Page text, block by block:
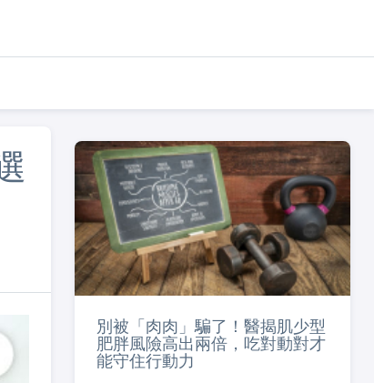
別被「肉肉」騙了！醫揭肌少型
肥胖風險高出兩倍，吃對動對才
能守住行動力